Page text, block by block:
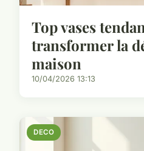
Top vases
transformer la
maison
10/04/2026 13:13
DECO